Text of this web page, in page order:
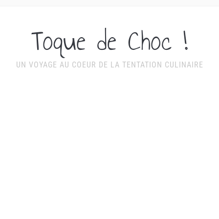
Toque de Choc !
UN VOYAGE AU COEUR DE LA TENTATION CULINAIRE